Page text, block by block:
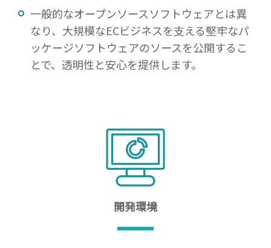
一般的なオープンソースソフトウェアとは異
なり、大規模なECビジネスを支える堅牢なパ
ッケージソフトウェアのソースを公開するこ
とで、透明性と安心を提供します。
開発環境